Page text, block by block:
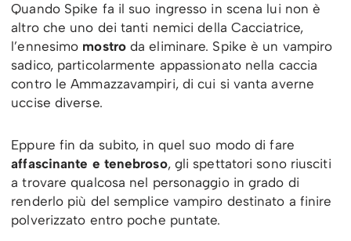
Quando Spike fa il suo ingresso in scena lui non è
altro che uno dei tanti nemici della Cacciatrice,
l’ennesimo mostroda eliminare. Spike è un vampiro
sadico, particolarmente appassionato nella caccia
contro le Ammazzavampiri, di cui si vanta averne
uccise diverse.
Eppure fin da subito, in quel suo modo di fare
affascinante e tenebroso, gli spettatori sono riusciti
a trovare qualcosa nel personaggio in grado di
renderlo più del semplice vampiro destinato a finire
polverizzato entro poche puntate.